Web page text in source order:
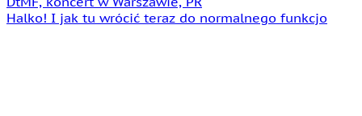
Halko! I jak tu wrócić teraz do normalnego funkcjo